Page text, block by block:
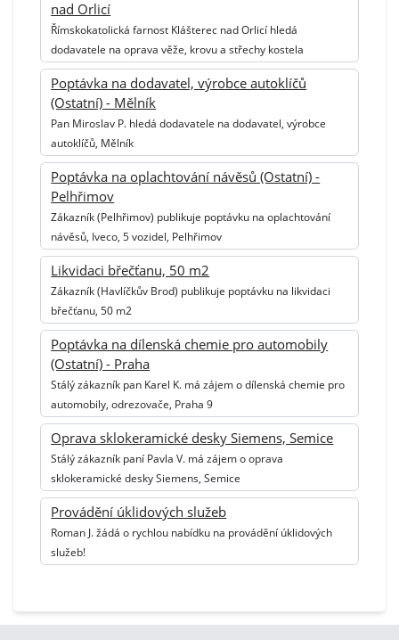
nad Orlicí
Římskokatolická farnost Klášterec nad Orlicí hledá
dodavatele na oprava věže, krovu a střechy kostela
Poptávka na dodavatel, výrobce autoklíčů
(Ostatní) - Mělník
Pan Miroslav P. hledá dodavatele na dodavatel, výrobce
autoklíčů, Mělník
Poptávka na oplachtování návěsů (Ostatní) -
Pelhřimov
Zákazník (Pelhřimov) publikuje poptávku na oplachtování
návěsů, Iveco, 5 vozidel, Pelhřimov
Likvidaci břečťanu, 50 m2
Zákazník (Havlíčkův Brod) publikuje poptávku na likvidaci
břečťanu, 50 m2
Poptávka na dílenská chemie pro automobily
(Ostatní) - Praha
Stálý zákazník pan Karel K. má zájem o dílenská chemie pro
automobily, odrezovače, Praha 9
Oprava sklokeramické desky Siemens, Semice
Stálý zákazník paní Pavla V. má zájem o oprava
sklokeramické desky Siemens, Semice
Provádění úklidových služeb
Roman J. žádá o rychlou nabídku na provádění úklidových
služeb!